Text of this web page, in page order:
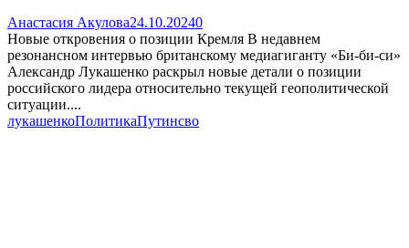
Анастасия Акулова24.10.20240
Новые откровения о позиции Кремля В недавнем
резонансном интервью британскому медиагиганту «Би-би-си»
Александр Лукашенко раскрыл новые детали о позиции
российского лидера относительно текущей геополитической
ситуации....
лукашенкоПолитикаПутинсво